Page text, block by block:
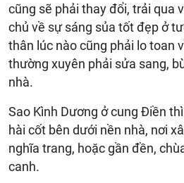
cũng sẽ phải thay đổi, trải qua
chủ về sự sáng sủa tốt đẹp ở
thân lúc nào cũng phải lo toan
thường xuyên phải sửa sang,
nhà.
Sao Kình Dương ở cung Điền
hài cốt bên dưới nền nhà, nơi
nghĩa trang, hoặc gần đền,
canh.